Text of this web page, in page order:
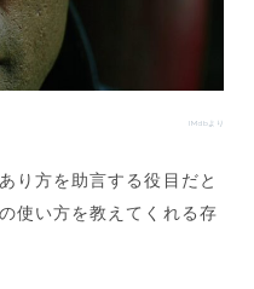
IMdbより
り方を助言する役目だと
使い方を教えてくれる存